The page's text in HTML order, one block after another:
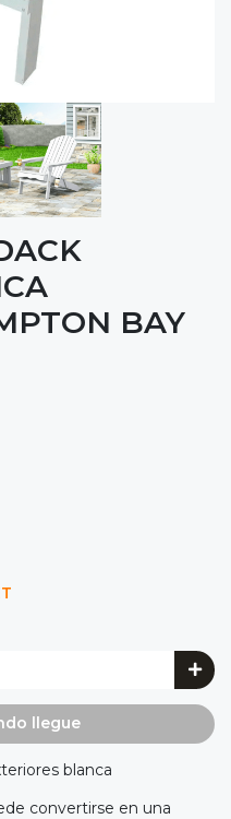
BAY
llegue
blanca
convertirse en una